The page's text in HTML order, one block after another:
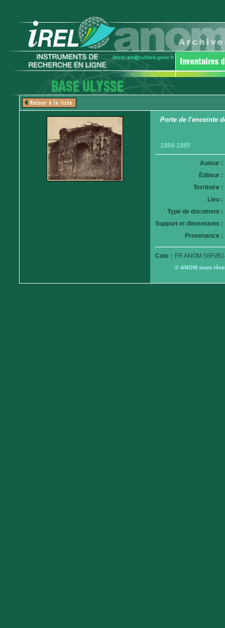
Porte de l'enceinte
1884-1885
Auteur :
Éditeur :
Territoire :
Lieu :
Type de document :
Support et dimensions :
Provenance :
Cote : FR ANOM 56Fi/
© ANOM sous